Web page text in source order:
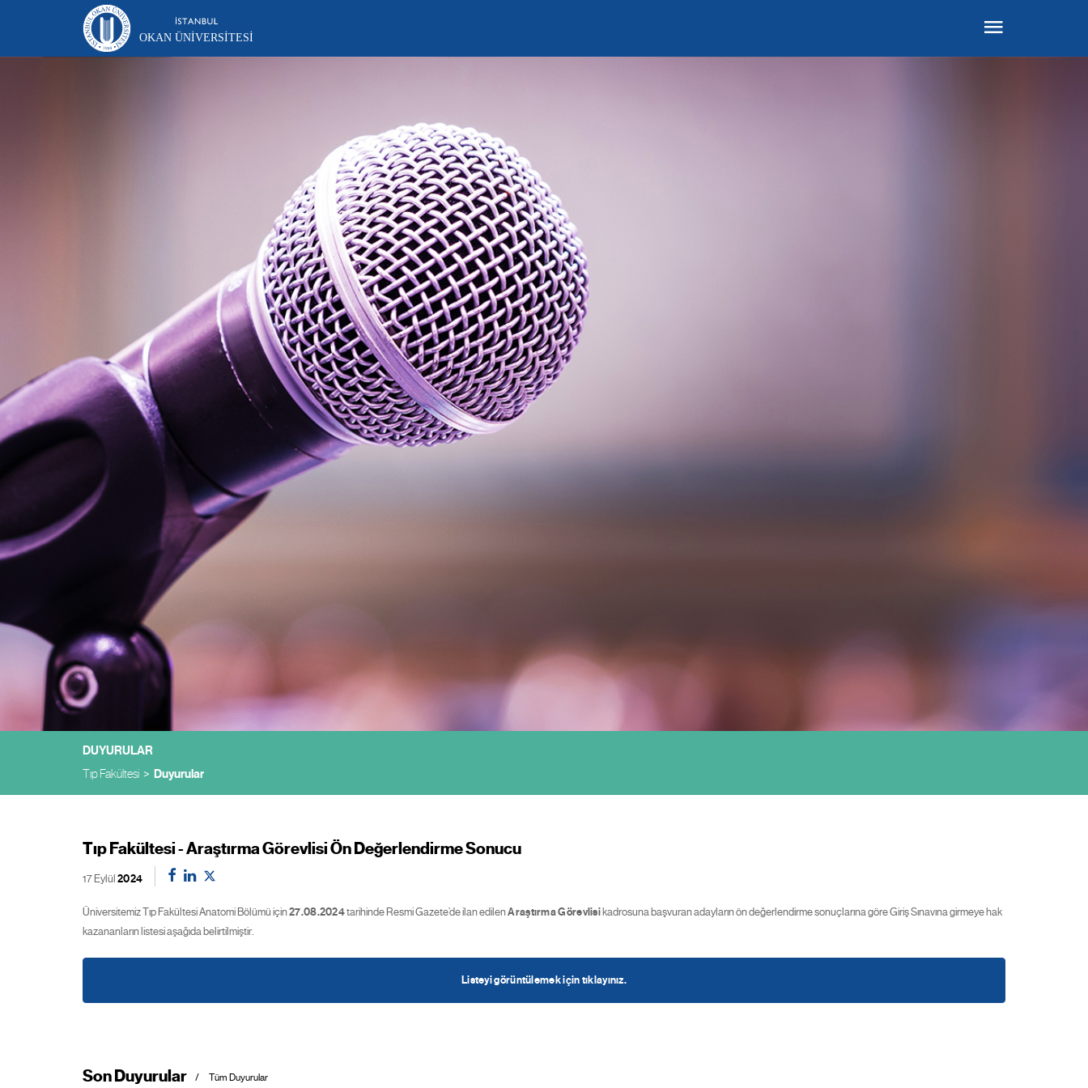
OKAN ÜNIVERSITESI
DUYURULAR
Tıp Fakültesi Duyurular
Tıp Fakültesi - Araştırma Görevlisi Ön Değerlendirme Sonucu
17 Eylül 2024
Üniversitemiz Tıp Fakültesi Anatomi Bölümü için27.08.2024tarihinde Resmi Gazete’de ilan edilenAraştırma Görevlisikadrosuna başvuran adayların ön değerlendirme sonuçlarına göre Giriş Sınavına girmeye hak
kazananların listesi aşağıda belirtilmiştir.
Listeyi görüntülemek için tıklayınız.
Son Duyurular Tüm Duyurular